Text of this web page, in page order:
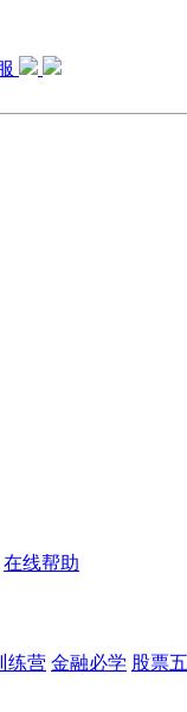
在线帮助
练营 金融必学 股票